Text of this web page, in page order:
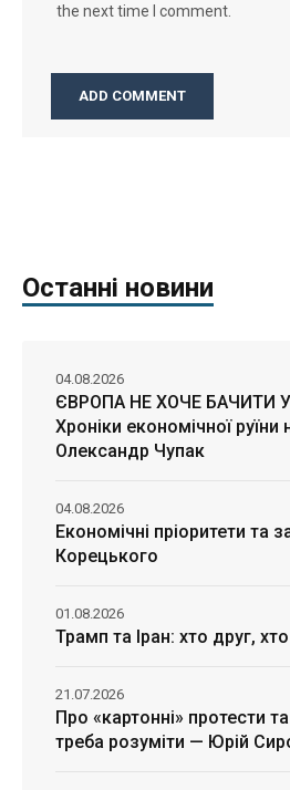
the next time I comment.
Останні новини
ЄВРОПА НЕ ХОЧЕ БАЧИТИ
Хроніки економічної руїни
Олександр Чупак
04.08.2026
Економічні пріоритети та
Корецького
04.08.2026
Трамп та Іран: хто друг, хто
01.08.2026
Про «картонні» протести
треба розуміти — Юрій
21.07.2026